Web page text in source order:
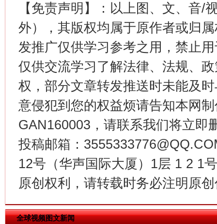
【免责声明】：以上图、文、音/
外），其版权均属于原作者或归
发推广仅供学习参考之用，禁止
仅供交流学习了解法律、法规、
权，部分文章转发推送时未能及
意侵犯到您的权益烦请告知本网
GAN160003，请联系我们将立即
投稿邮箱：
12号（华声国际大厦）1层 1 2 1
原创权利，请转载时务必注明原
全球视频图文新闻
这是一记警钟！ 谢
在谋一域中谋全局